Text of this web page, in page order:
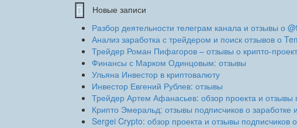
Новые записи
Разбор деятельности телеграм канала и отзывы о
Анализ заработка с трейдером и поиск отзывов о
Трейдер Роман Пифагоров – отзывы о крипто-
Финансы с Марком Одинцовым: отзывы
Ульяна Инвестор в криптовалюту
Инвестор Евгений Рублев: отзывы
Трейдер Артем Афанасьев: обзор проекта и отзывы
Крипто Эмеральд: отзывы подписчиков о заработке
Sergei Crypto: обзор проекта и отзывы подписчиков